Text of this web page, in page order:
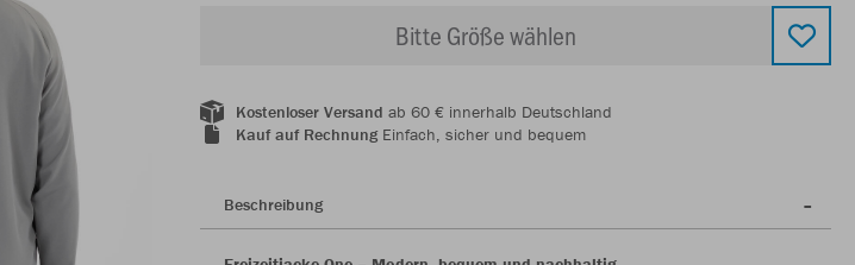
Bitte Größe wählen
Kostenloser Versand ab 60 € innerhalb Deutschland
Kauf auf RechnungEinfach, sicher und bequem
Beschreibung